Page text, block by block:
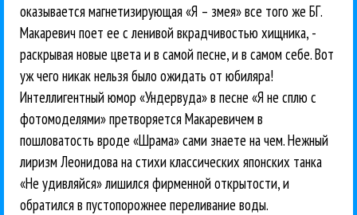
оказывается магнетизирующая «Я – змея» все того же БГ.
Макаревич поет ее с ленивой вкрадчивостью хищника, -
раскрывая новые цвета и в самой песне, и в самом себе. Вот
уж чего никак нельзя было ожидать от юбиляра!
Интеллигентный юмор «Ундервуда» в песне «Я не сплю с
фотомоделями» претворяется Макаревичем в
пошловатость вроде «Шрама» сами знаете на чем. Нежный
лиризм Леонидова на стихи классических японских танка
«Не удивляйся» лишился фирменной открытости, и
обратился в пустопорожнее переливание воды.